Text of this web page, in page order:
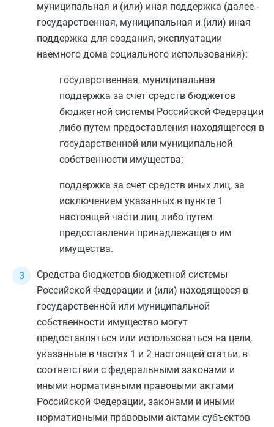
муниципальная и (или) иная поддержка (далее -
государственная, муниципальная и (или) иная
поддержка для создания, эксплуатации
наемного дома социального использования):
государственная, муниципальная
поддержка за счет средств бюджетов
бюджетной системы Российской Федерации
либо путем предоставления находящегося в
государственной или муниципальной
собственности имущества;
поддержка за счет средств иных лиц, за
исключением указанных в пункте 1
настоящей части лиц, либо путем
предоставления принадлежащего им
имущества.
Средства бюджетов бюджетной системы
Российской Федерации и (или) находящееся в
государственной или муниципальной
собственности имущество могут
предоставляться или использоваться на цели,
указанные в частях 1 и 2 настоящей статьи, в
соответствии с федеральными законами и
иными нормативными правовыми актами
Российской Федерации, законами и иными
нормативными правовыми актами субъектов